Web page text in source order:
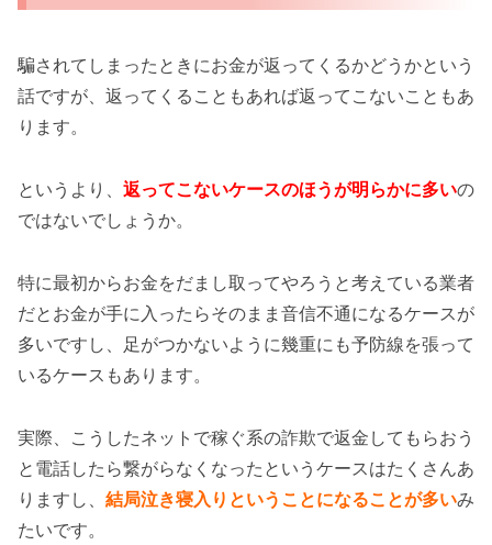
騙されてしまったときにお金が返ってくるかどうかという
話ですが、返ってくることもあれば返ってこないこともあ
ります。
というより、 返ってこないケースのほうが明らかに多いの
ではないでしょうか。
特に最初からお金をだまし取ってやろうと考えている業者
だとお金が手に入ったらそのまま音信不通になるケースが
多いですし、足がつかないように幾重にも予防線を張って
いるケースもあります。
実際、こうしたネットで稼ぐ系の詐欺で返金してもらおう
と電話したら繋がらなくなったというケースはたくさんあ
りますし、 結局泣き寝入りということになることが多いみ
たいです。